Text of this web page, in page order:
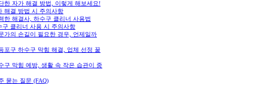
한 자가 해결 방법, 이렇게 해보세요!
해결 방법 시 주의사항
한 해결사, 하수구 클리너 사용법
구 클리너 사용 시 주의사항
가의 손길이 필요한 경우, 언제일까
포구 하수구 막힘 해결, 업체 선정 꿀
구 막힘 예방, 생활 속 작은 습관이 중
묻는 질문 (FAQ)